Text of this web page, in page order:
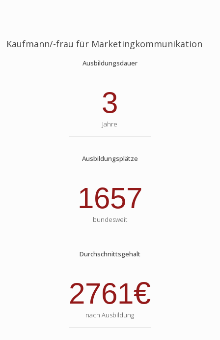
Kaufmann/-frau für Marketingkommunikation
Ausbildungsdauer
3
Jahre
Ausbildungsplätze
1657
bundesweit
Durchschnittsgehalt
2761€
nach Ausbildung